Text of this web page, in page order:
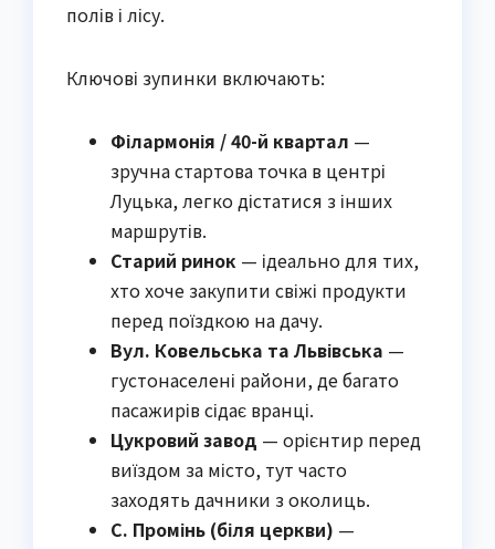
полів і лісу.
Ключові зупинки включають:
Філармонія / 40-й квартал —
зручна стартова точка в центрі
Луцька, легко дістатися з інших
маршрутів.
Старий ринок — ідеально для тих,
хто хоче закупити свіжі продукти
перед поїздкою на дачу.
Вул. Ковельська та Львівська —
густонаселені райони, де багато
пасажирів сідає вранці.
Цукровий завод — орієнтир перед
виїздом за місто, тут часто
заходять дачники з околиць.
С. Промінь (біля церкви) —